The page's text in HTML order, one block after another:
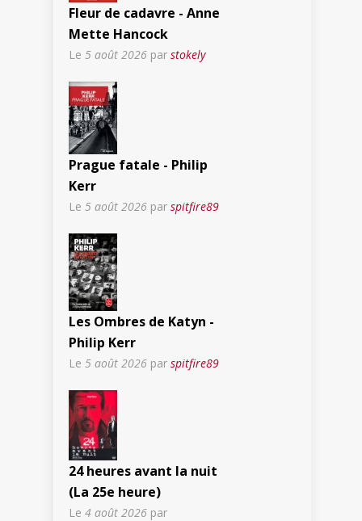
Fleur de cadavre - Anne
Mette Hancock
Le 5 août 2026 par stokely
Prague fatale - Philip
Kerr
Le 5 août 2026 par spitfire89
Les Ombres de Katyn -
Philip Kerr
Le 5 août 2026 par spitfire89
24 heures avant la nuit
(La 25e heure)
Le 4 août 2026 par